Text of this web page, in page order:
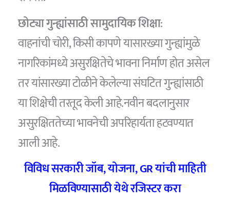
छोट्या गुन्ह्यांसाठी सामुदायिक शिक्षा:
वाहनांची चोरी, किसी कापणे यासारख्या गुन्ह्यांमुळे
नागरिकांमध्ये असुरक्षितेचे भावना निर्माण होत असेल
तर यांसारख्या टोळीने केलेल्या संघटित गुन्ह्यांसाठी
या शिक्षेची तरतूद केली आहे.नवीन बदलानुसार
असुरक्षिततेच्या भावनेची अपरिहार्यता हटवण्यात
आली आहे.
विविध सरकारी जॉब, योजना, GR यांची माहिती
मिळविण्यासाठी येथे रजिस्टर करा